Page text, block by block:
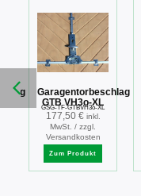
Garagentorbeschlag
GTB VH3o-XL
GSG-TF-GTBVH3o-XL
177,50 € inkl.
MwSt. / zzgl.
Versandkosten
Zum Produkt